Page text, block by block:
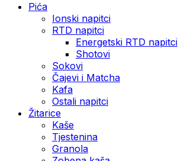
Pića
Ionski napitci
RTD napitci
Energetski RTD napitci
Shotovi
Sokovi
Čajevi i Matcha
Kafa
Ostali napitci
Žitarice
Kaše
Tjestenina
Granola